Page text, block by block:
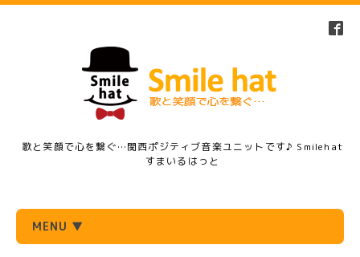
歌と笑顔で心を繋ぐ…関西ポジティブ音楽ユニットです♪ Smilehat
すまいるはっと
MENU ▼